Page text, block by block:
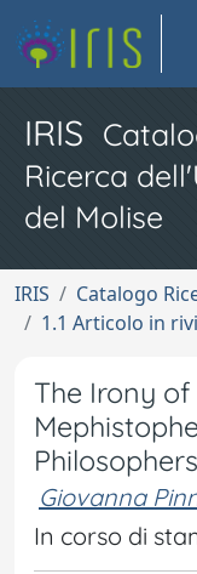
IRIS
Ricerca
del Molise
IRIS Catalogo
1.1 Articolo in
The Irony of
Philosophers
Giovanna
In corso di